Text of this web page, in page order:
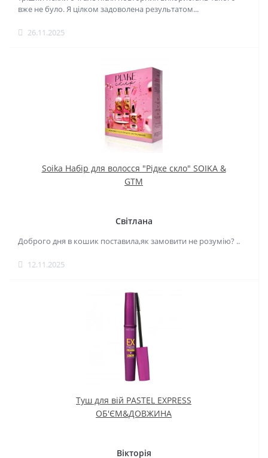
вже не було. Я цілком задоволена результатом...
26.11.2025
Soika Набір для волосся "Рідке скло" SOIKA &
GTM
Світлана
Доброго дня в кошик поставила,як замовити не розумію? ..
12.11.2025
Туш для вій PASTEL EXPRESS
ОБ'ЄМ&ДОВЖИНА
Вікторія